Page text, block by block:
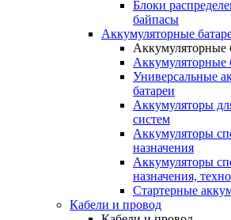
Блоки
байпасы
Аккумуляторные
Аккумуляторные
Аккумуляторные
Универсальные
батареи
Аккумуляторы
систем
Аккумуляторы
назначения
Аккумуляторы
назначения,
Стартерные
Кабели и провод